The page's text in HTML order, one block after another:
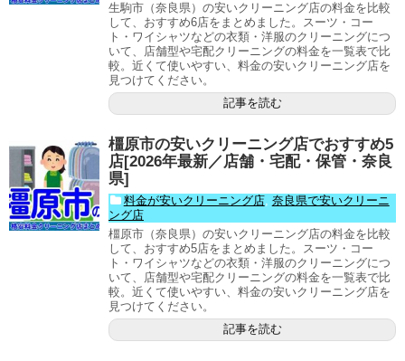
生駒市（奈良県）の安いクリーニング店の料金を比較
して、おすすめ6店をまとめました。スーツ・コー
ト・ワイシャツなどの衣類・洋服のクリーニングにつ
いて、店舗型や宅配クリーニングの料金を一覧表で比
較。近くて使いやすい、料金の安いクリーニング店を
見つけてください。
記事を読む
橿原市の安いクリーニング店でおすすめ5
店[2026年最新／店舗・宅配・保管・奈良
県]
料金が安いクリーニング店, 奈良県で安いクリーニ
ング店
橿原市（奈良県）の安いクリーニング店の料金を比較
して、おすすめ5店をまとめました。スーツ・コー
ト・ワイシャツなどの衣類・洋服のクリーニングにつ
いて、店舗型や宅配クリーニングの料金を一覧表で比
較。近くて使いやすい、料金の安いクリーニング店を
見つけてください。
記事を読む